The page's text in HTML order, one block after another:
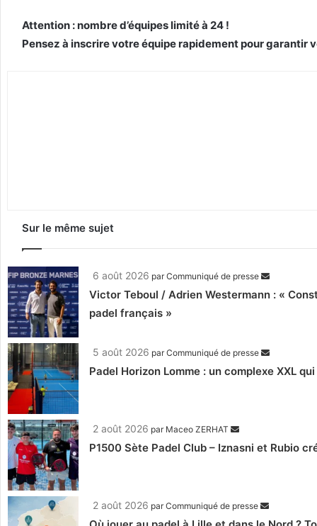
Attention : nombre d’équipes limité à 24 !
Pensez à inscrire votre équipe rapidement pour garantir
Sur le même sujet
6 août 2026 parCommuniqué de presse
Victor Teboul / Adrien Westermann : «
padel français »
5 août 2026 parCommuniqué de presse
Padel Horizon Lomme : un complexe XXL
2 août 2026 par Maceo ZERHAT
P1500 Sète Padel Club – Iznasni et Rubio
2 août 2026 parCommuniqué de presse